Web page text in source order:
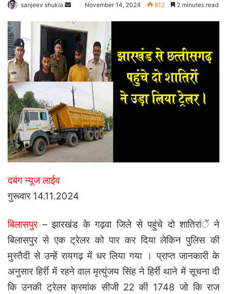
sanjeev shukla
Send
email
November 14, 2024 812 2 minutes read
दबंग न्यूज लाईव
गुरूवार 14.11.2024
बिलासपुर– झारखंड के गढ़वा जिले से पहुंचे दो शातिरांें ने
बिलासपुर से एक ट्रेलर को पार कर दिया लेकिन पुलिस की
मुस्तैदी से उन्हें रायगढ़ में धर लिया गया ।प्राप्त जानकारी के
अनुसार हिर्री में रहने वाल मृत्युंजय सिंह ने हिर्री थाने में सूचना दी
कि उनकी ट्रेलर क्रमांक सीजी 22 की 1748 जो कि राज